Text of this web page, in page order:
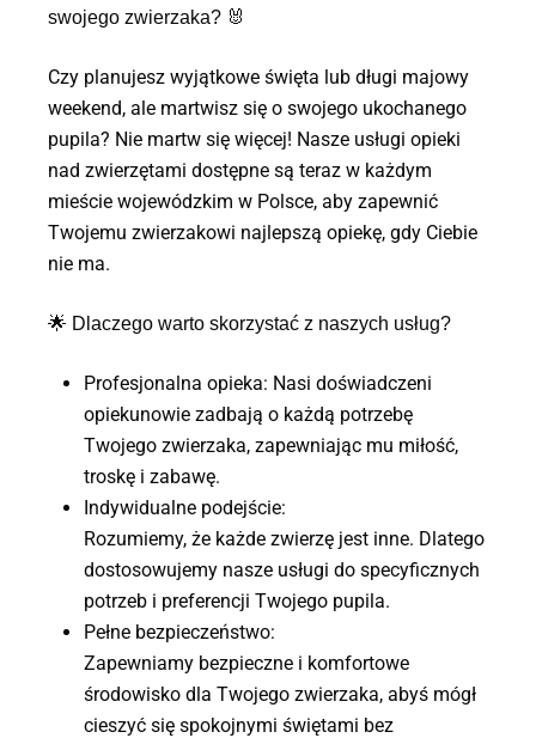
swojego zwierzaka? 🐰
Czy planujesz wyjątkowe święta lub długi majowy
weekend, ale martwisz się o swojego ukochanego
pupila? Nie martw się więcej! Nasze usługi opieki
nad zwierzętami dostępne są teraz w każdym
mieście wojewódzkim w Polsce, aby zapewnić
Twojemu zwierzakowi najlepszą opiekę, gdy Ciebie
nie ma.
🌟 Dlaczego warto skorzystać z naszych usług?
Profesjonalna opieka: Nasi doświadczeni
opiekunowie zadbają o każdą potrzebę
Twojego zwierzaka, zapewniając mu miłość,
troskę i zabawę.
Indywidualne podejście:
Rozumiemy, że każde zwierzę jest inne. Dlatego
dostosowujemy nasze usługi do specyficznych
potrzeb i preferencji Twojego pupila.
Pełne bezpieczeństwo:
Zapewniamy bezpieczne i komfortowe
środowisko dla Twojego zwierzaka, abyś mógł
cieszyć się spokojnymi świętami bez